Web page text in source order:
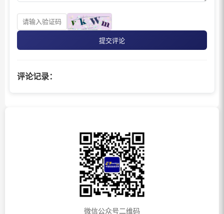
提交评论
评论记录：
微信公众号二维码